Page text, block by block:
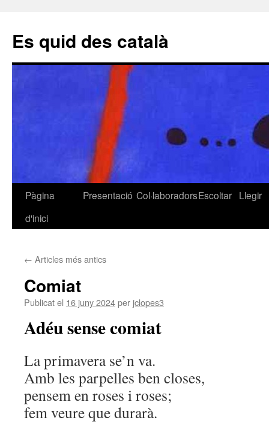
Es quid des català
Vés
Pàgina
d'inici
Presentació Col·laboradorsEscoltar Llegir
← Articles més antics
Comiat
Publicat el 16 juny 2024per jclopes3
Adéu sense comiat
La primavera se’n va.
Amb les parpelles ben closes,
pensem en roses i roses;
fem veure que durarà.